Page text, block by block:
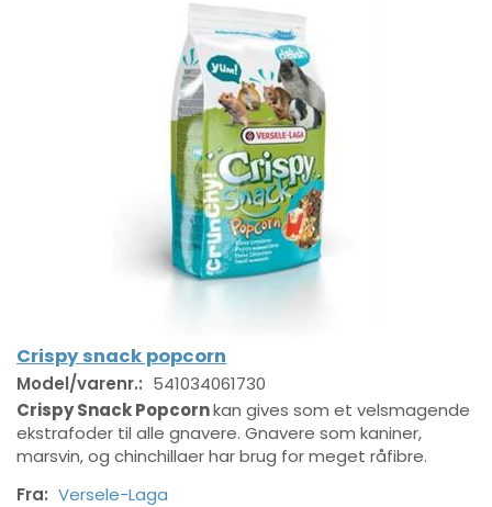
Crispy snack popcorn
Model/varenr.: 541034061730
Crispy Snack Popcornkan gives som et velsmagende
ekstrafoder til alle gnavere. Gnavere som kaniner,
marsvin, og chinchillaer har brug for meget råfibre.
Fra: Versele-Laga